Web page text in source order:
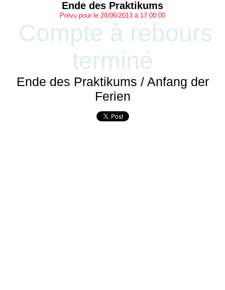
Ende des Praktikums
Prévu pour le 28/06/2013 à 17:00:00
Compte à rebours
terminé
Ende des Praktikums / Anfang der
Ferien